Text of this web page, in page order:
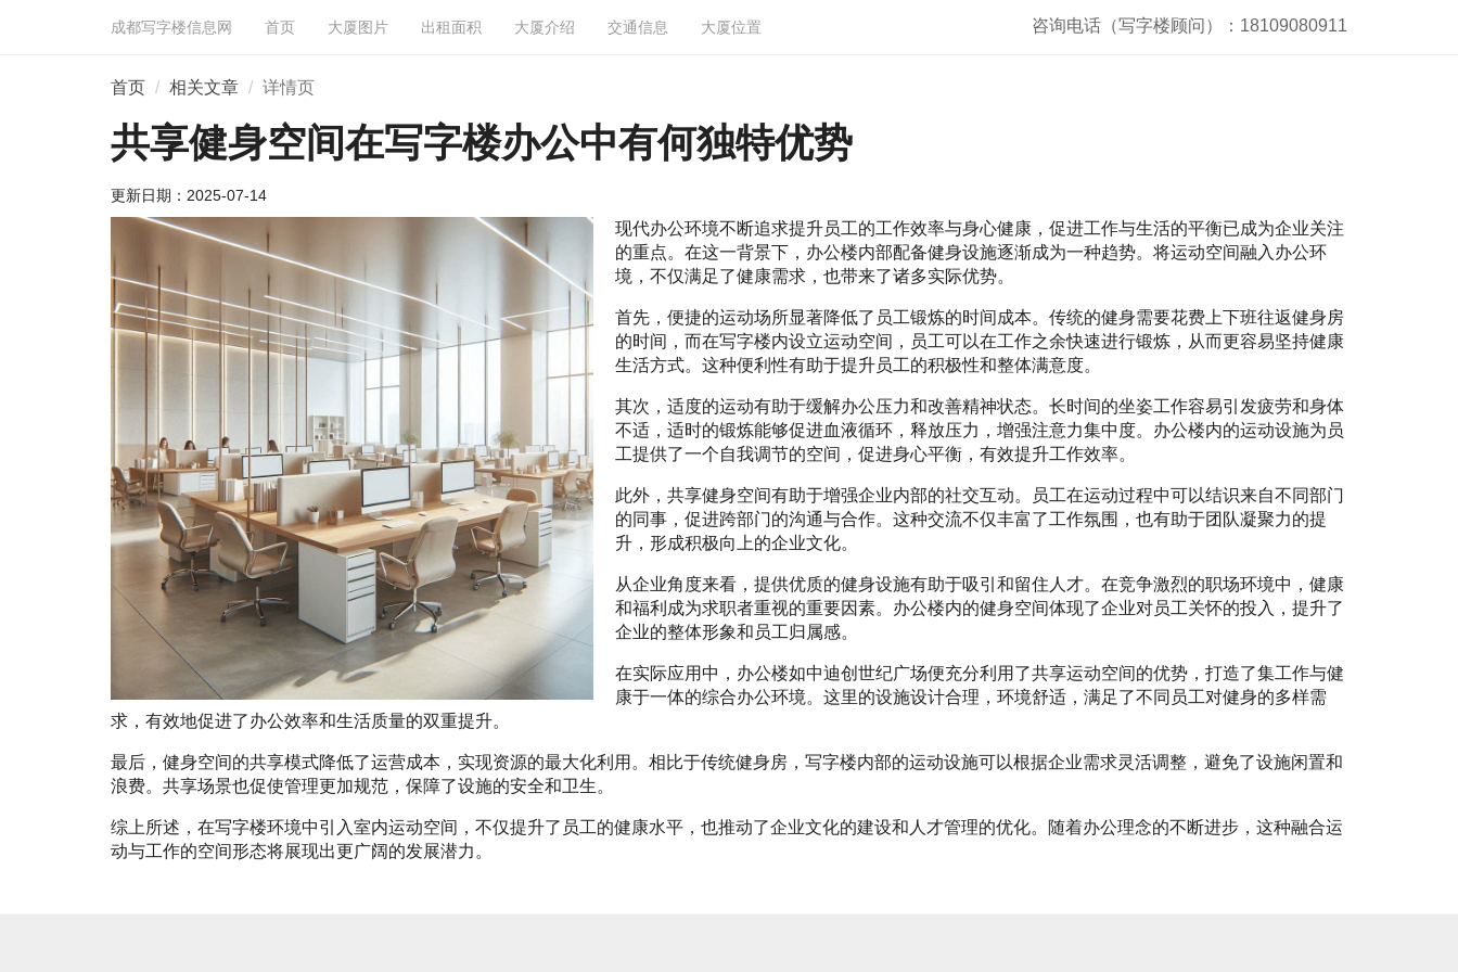
成都写字楼信息网 首页 大厦图片 出租面积 大厦介绍 交通信息 大厦位置 咨询电话（写字楼顾问）：18109080911
首页 相关文章 详情页
共享健身空间在写字楼办公中有何独特优势
更新日期： 2025-07-14
现代办公环境不断追求提升员工的工作效率与身心健康，促进工作与生活的平衡已成为企业关注
的重点。在这一背景下，办公楼内部配备健身设施逐渐成为一种趋势。将运动空间融入办公环
境，不仅满足了健康需求，也带来了诸多实际优势。
首先，便捷的运动场所显著降低了员工锻炼的时间成本。传统的健身需要花费上下班往返健身房
的时间，而在写字楼内设立运动空间，员工可以在工作之余快速进行锻炼，从而更容易坚持健康
生活方式。这种便利性有助于提升员工的积极性和整体满意度。
其次，适度的运动有助于缓解办公压力和改善精神状态。长时间的坐姿工作容易引发疲劳和身体
不适，适时的锻炼能够促进血液循环，释放压力，增强注意力集中度。办公楼内的运动设施为员
工提供了一个自我调节的空间，促进身心平衡，有效提升工作效率。
此外，共享健身空间有助于增强企业内部的社交互动。员工在运动过程中可以结识来自不同部门
的同事，促进跨部门的沟通与合作。这种交流不仅丰富了工作氛围，也有助于团队凝聚力的提
升，形成积极向上的企业文化。
从企业角度来看，提供优质的健身设施有助于吸引和留住人才。在竞争激烈的职场环境中，健康
和福利成为求职者重视的重要因素。办公楼内的健身空间体现了企业对员工关怀的投入，提升了
企业的整体形象和员工归属感。
在实际应用中，办公楼如中迪创世纪广场便充分利用了共享运动空间的优势，打造了集工作与健
康于一体的综合办公环境。这里的设施设计合理，环境舒适，满足了不同员工对健身的多样需
求，有效地促进了办公效率和生活质量的双重提升。
最后，健身空间的共享模式降低了运营成本，实现资源的最大化利用。相比于传统健身房，写字楼内部的运动设施可以根据企业需求灵活调整，避免了设施闲置和
浪费。共享场景也促使管理更加规范，保障了设施的安全和卫生。
综上所述，在写字楼环境中引入室内运动空间，不仅提升了员工的健康水平，也推动了企业文化的建设和人才管理的优化。随着办公理念的不断进步，这种融合运
动与工作的空间形态将展现出更广阔的发展潜力。